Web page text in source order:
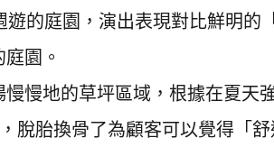
的庭園，演出表現對比鮮明的
園。
慢地的草坪區域，根據在夏天
脫胎換骨了為顧客可以覺得「